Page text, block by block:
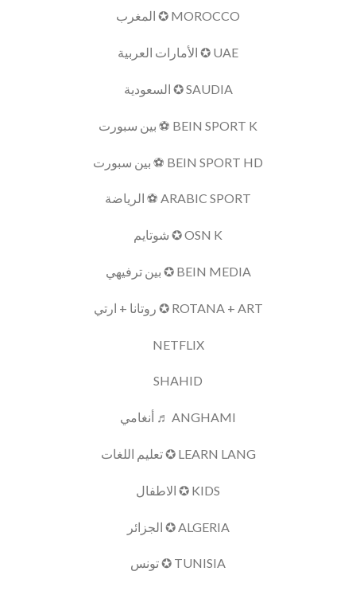
MOROCCO ✪ المغرب
UAE ✪ الأمارات العربية
SAUDIA ✪ السعودية
BEIN SPORT K ⚽ بين سبورت
BEIN SPORT HD ⚽ بين سبورت
ARABIC SPORT ⚽ الرياضة
OSN K ✪ شوتايم
BEIN MEDIA ✪ بين ترفيهي
ROTANA + ART ✪ روتانا + ارتي
NETFLIX
SHAHID
ANGHAMI ♬ أنغامي
LEARN LANG ✪ تعليم اللغات
KIDS ✪ الاطفال
ALGERIA ✪ الجزائر
TUNISIA ✪ تونس